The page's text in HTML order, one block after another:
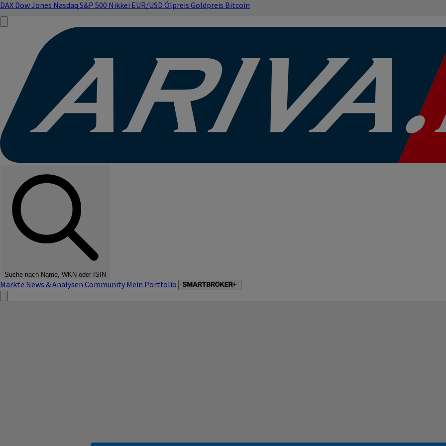
DAX Dow Jones Nasdaq S&P 500 Nikkei EUR/USD Ölpreis Goldpreis Bitcoin
Suche nach Name, WKN oder ISIN
Märkte News & Analysen Community Mein Portfolio